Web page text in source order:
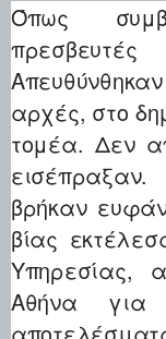
Όπως
Απευθύνθηκαν
αρχές, στο
τομέα. Δεν
βρήκαν
βίας
Υπηρεσίας,
Αθήνα για